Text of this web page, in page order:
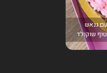
עם גנאש
שוקולד